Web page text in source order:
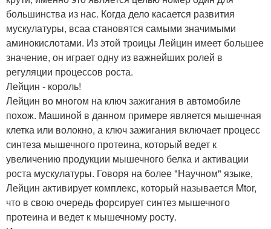
большинства из нас. Когда дело касается развития
мускулатуры, всаа становятся самыми значимыми
аминокислотами. Из этой троицы Лейцин имеет большее
значение, он играет одну из важнейших ролей в
регуляции процессов роста.
Лейцин - король!
Лейцин во многом на ключ зажигания в автомобиле
похож. Машиной в данном примере является мышечная
клетка или волокно, а ключ зажигания включает процесс
синтеза мышечного протеина, который ведет к
увеличению продукции мышечного белка и активации
роста мускулатуры. Говоря на более "Научном" языке,
Лейцин активирует комплекс, который называется Mtor,
что в свою очередь форсирует синтез мышечного
протеина и ведет к мышечному росту.